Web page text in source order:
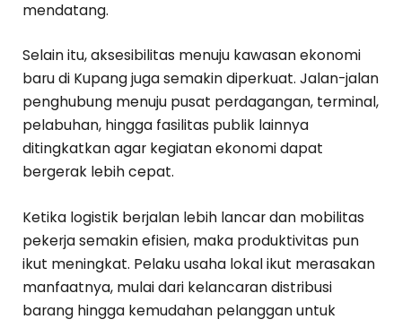
mendatang.
Selain itu, aksesibilitas menuju kawasan ekonomi
baru di Kupang juga semakin diperkuat. Jalan-jalan
penghubung menuju pusat perdagangan, terminal,
pelabuhan, hingga fasilitas publik lainnya
ditingkatkan agar kegiatan ekonomi dapat
bergerak lebih cepat.
Ketika logistik berjalan lebih lancar dan mobilitas
pekerja semakin efisien, maka produktivitas pun
ikut meningkat. Pelaku usaha lokal ikut merasakan
manfaatnya, mulai dari kelancaran distribusi
barang hingga kemudahan pelanggan untuk